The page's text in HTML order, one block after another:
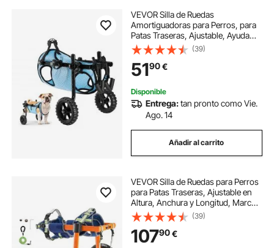
VEVOR Silla de Ruedas
Amortiguadoras para Perros, para
Patas Traseras, Ajustable, Ayuda
para Caminar para Perros
Discapacitados, Paralizados o
Lesionados de hasta 15 kg, Talla M,
Negro y Azul
(39)
5190€
Disponible
Entrega:tan pronto como Vie.
Ago. 14
Añadir al carrito
VEVOR Silla de Ruedas para Perros
para Patas Traseras, Ajustable en
Altura, Anchura y Longitud, Marco
Ligero, Carrito de Asistencia para
Perros Lesionados Discapacitados
de 15,88-21,77 kg Tamaño M,
(39)
10790€